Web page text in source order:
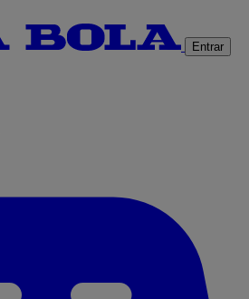
Entrar